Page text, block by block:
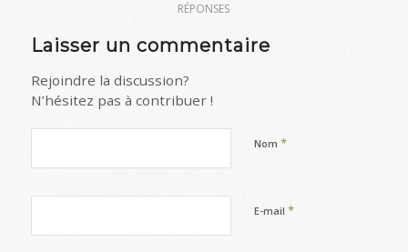
RÉPONSES
Laisser un commentaire
Rejoindre la discussion?
N’hésitez pas à contribuer !
Nom *
E-mail *